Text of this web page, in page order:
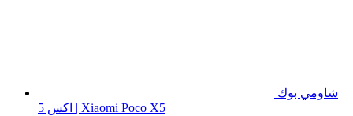
شاومي بوك
اكس 5 | Xiaomi Poco X5